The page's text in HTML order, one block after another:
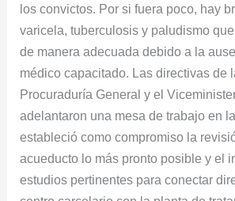
los convictos. Por si fuera poco, hay
varicela, tuberculosis y paludismo
de manera adecuada debido a la
médico capacitado. Las directivas de
Procuraduría General y el
adelantaron una mesa de trabajo en
estableció como compromiso la
acueducto lo más pronto posible y el
estudios pertinentes para conectar